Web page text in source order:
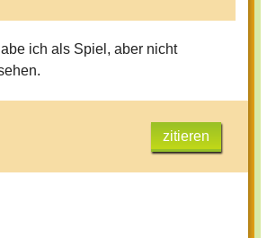
ich als Spiel, aber nicht
zitieren